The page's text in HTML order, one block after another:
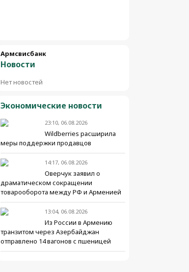
Армсвисбанк
Новости
Нет новостей
Экономические новости
23:10, 06.08.2026
Wildberries расширила
меры поддержки продавцов
14:17, 06.08.2026
Оверчук заявил о
драматическом сокращении
товарооборота между РФ и Арменией
13:04, 06.08.2026
Из России в Армению
транзитом через Азербайджан
отправлено 14 вагонов с пшеницей